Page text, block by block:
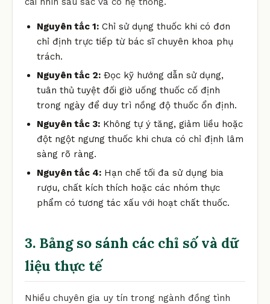
Nguyên tắc 1: Chỉ sử dụng thuốc khi có đơn
chỉ định trực tiếp từ bác sĩ chuyên khoa phụ
trách.
Nguyên tắc 2: Đọc kỹ hướng dẫn sử dụng,
tuân thủ tuyệt đối giờ uống thuốc cố định
trong ngày để duy trì nồng độ thuốc ổn định.
Nguyên tắc 3: Không tự ý tăng, giảm liều hoặc
đột ngột ngưng thuốc khi chưa có chỉ định lâm
sàng rõ ràng.
Nguyên tắc 4: Hạn chế tối đa sử dụng bia
rượu, chất kích thích hoặc các nhóm thực
phẩm có tương tác xấu với hoạt chất thuốc.
3. Bảng so sánh các chỉ số và dữ
liệu thực tế
Nhiều chuyên gia uy tín trong ngành đồng tình